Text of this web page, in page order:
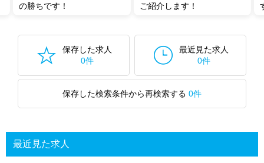
の勝ちです！
ご紹介します！
保存した求人
0件
最近見た求人
0件
保存した検索条件から再検索する 0件
最近見た求人